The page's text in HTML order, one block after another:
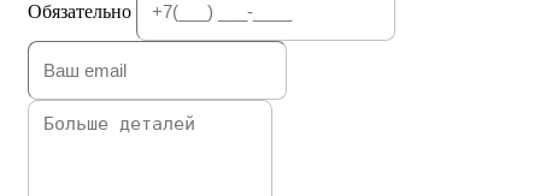
Обязательно